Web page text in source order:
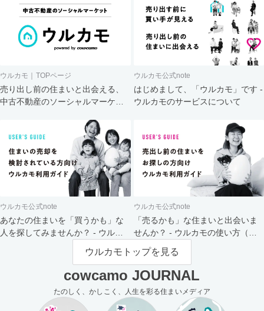
ウルカモ｜TOPページ
売り出し前の住まいと出会える、
中古不動産のソーシャルマーケッ
ウルカモ公式note
はじめまして、「ウルカモ」です -
ウルカモのサービスについて
ウルカモ公式note
あなたの住まいを「買うかも」な
人を探してみませんか？ - ウルカ
ウルカモ公式note
「売るかも」な住まいと出会いま
せんか？ - ウルカモの使い方（買
主さま向け）
ウルカモトップを見る
cowcamo JOURNAL
たのしく、かしこく、人生を彩る住まいメディア